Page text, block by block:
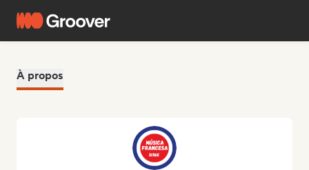
À propos